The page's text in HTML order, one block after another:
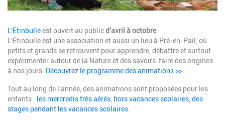
Description
L'Étinbulleest ouvert au publicd'avril à octobre.
L'Étinbulle est une association et aussi un lieu à Pré-en-Pail, où
petits et grands se retrouvent pour apprendre, débattre et surtout
expérimenter autour de la Nature et des savoirs-faire des origines
à nos jours. Découvrez le programme des animations >>
Tout au long de l'année, des animations sont proposées pour les
enfants : les mercredis très aérés, hors vacances scolaires des
stages pendant les vacances scolaires